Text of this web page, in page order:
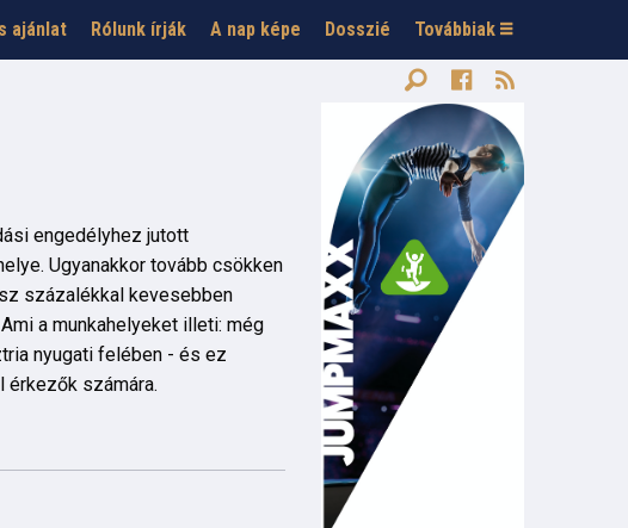
ajánlat Rólunk írják A nap képe Dosszié Továbbiak
engedélyhez jutott
Ugyanakkor tovább csökken
százalékkal kevesebben
a munkahelyeket illeti: még
nyugati felében - és ez
érkezők számára.